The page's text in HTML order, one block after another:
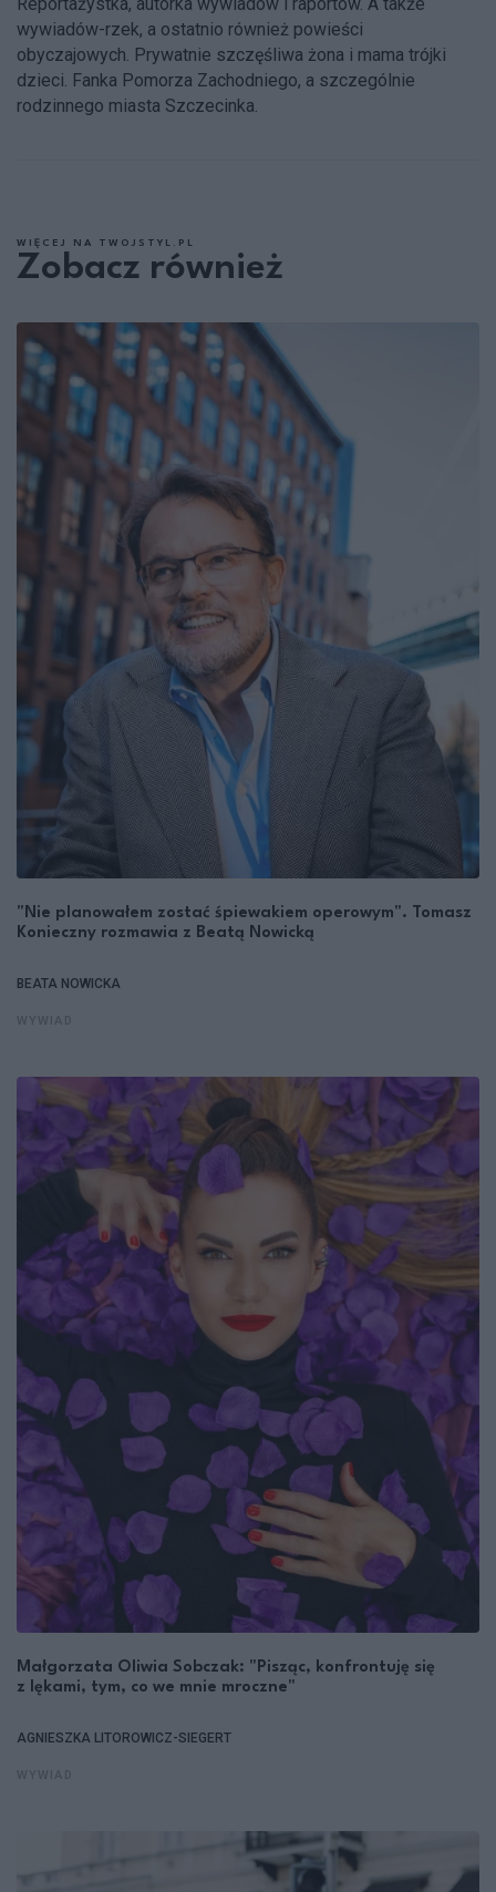
Reportażystka, autorka wywiadów i raportów. A także
wywiadów-rzek, a ostatnio również powieści
obyczajowych. Prywatnie szczęśliwa żona i mama trójki
dzieci. Fanka Pomorza Zachodniego, a szczególnie
rodzinnego miasta Szczecinka.
WIĘCEJ NA TWOJSTYL.PL
Zobacz również
"Nie planowałem zostać śpiewakiem operowym". Tomasz
Konieczny rozmawia z Beatą Nowicką
BEATA NOWICKA
Małgorzata Oliwia Sobczak: "Pisząc, konfrontuję się
z lękami, tym, co we mnie mroczne"
AGNIESZKA LITOROWICZ-SIEGERT